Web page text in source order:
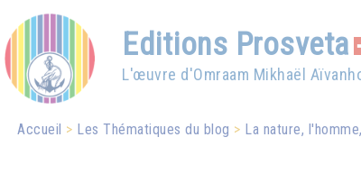
Editions Prosveta
L'œuvre d'Omraam Mikhaël
Accueil Les Thématiques du blog La nature,